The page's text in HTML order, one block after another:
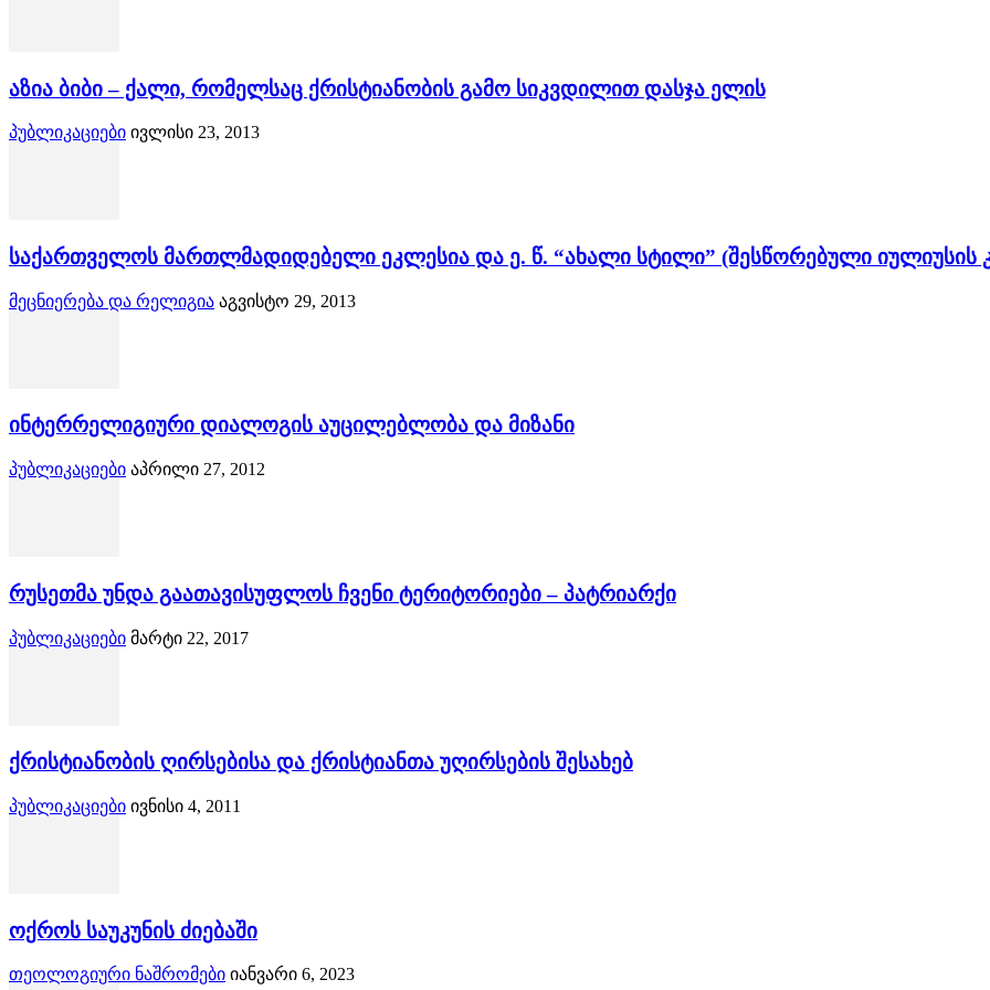
აზია ბიბი – ქალი, რომელსაც ქრისტიანობის გამო სიკვდილით დასჯა ელის
პუბლიკაციები ივლისი 23, 2013
საქართველოს მართლმადიდებელი ეკლესია და ე. წ. “ახალი სტილი” (შესწორებული იულიუსის
მეცნიერება და რელიგია აგვისტო 29, 2013
ინტერრელიგიური დიალოგის აუცილებლობა და მიზანი
პუბლიკაციები აპრილი 27, 2012
რუსეთმა უნდა გაათავისუფლოს ჩვენი ტერიტორიები – პატრიარქი
პუბლიკაციები მარტი 22, 2017
ქრისტიანობის ღირსებისა და ქრისტიანთა უღირსების შესახებ
პუბლიკაციები ივნისი 4, 2011
ოქროს საუკუნის ძიებაში
თეოლოგიური ნაშრომები იანვარი 6, 2023